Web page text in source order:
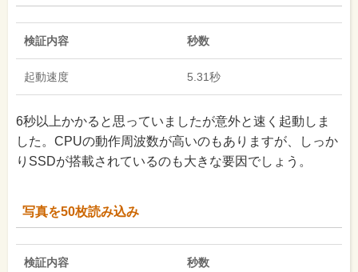
検証内容 秒数
起動速度 5.31秒
6秒以上かかると思っていましたが意外と速く起動しま
した。CPUの動作周波数が高いのもありますが、しっか
りSSDが搭載されているのも大きな要因でしょう。
写真を50枚読み込み
検証内容 秒数